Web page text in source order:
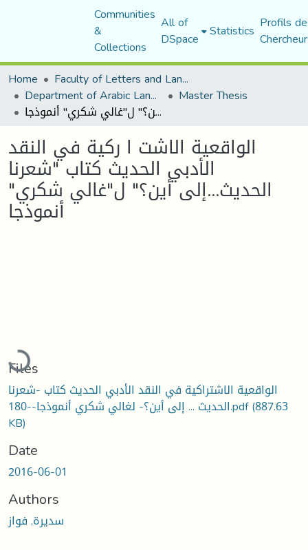
Communities
&
Collections
All of
DSpace Statistics Profils
Home
Faculty of Letters and Languages
Department of Arabic Language and Literature Master Thesis
الواقعیة الاشت ا ركیة في النقد الأدبي الحدیث كتاب "شعرنا الحدیث...إلى أین؟" ل"غالي شكري" أنموذجا
الواقعیة الاشت ا ركیة في النقد
الأدبي الحدیث كتاب "شعرنا
الحدیث...إلى أین؟" ل"غالي شكري"
أنموذجا
Loading...
Files
الواقعية الاشتراكية في النقد الأدبي الحديث كتاب -شعرنا
الحديث ... إلى أين؟- لغالي شكري أنموذجا--180.pdf(887.63
KB)
Date
2016-06-01
Authors
سدیرة, فواز